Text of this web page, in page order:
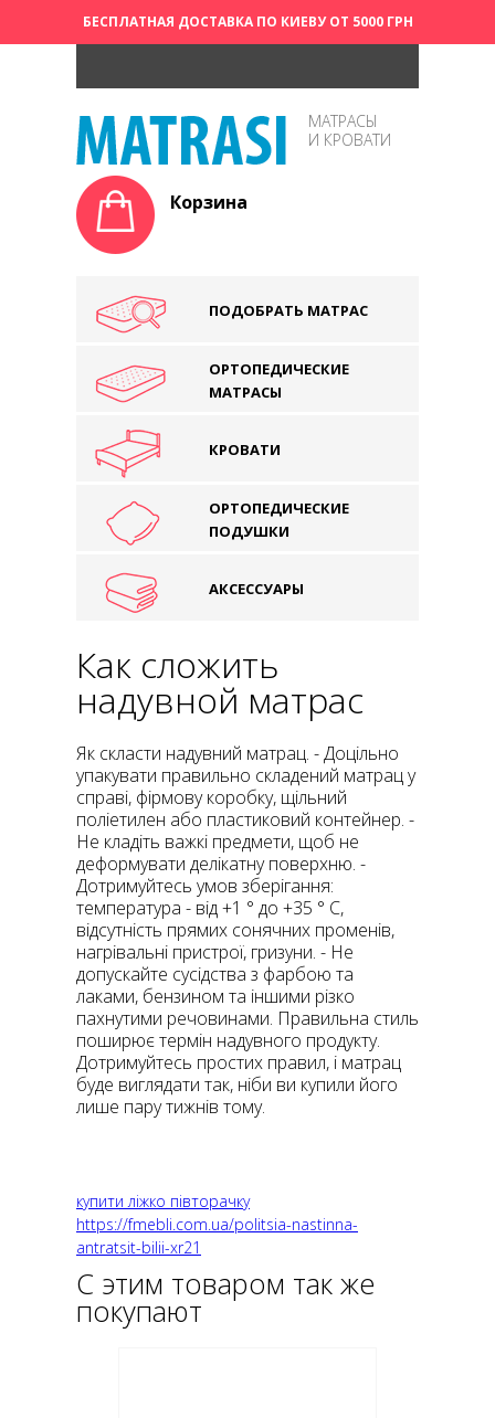
БЕСПЛАТНАЯ ДОСТАВКА ПО КИЕВУ ОТ 5000 ГРН
МАТРАСЫ
И КРОВАТИ
Корзина
ПОДОБРАТЬ МАТРАС
ОРТОПЕДИЧЕСКИЕ
МАТРАСЫ
КРОВАТИ
ОРТОПЕДИЧЕСКИЕ
ПОДУШКИ
АКСЕССУАРЫ
Как сложить
надувной матрас
Як скласти надувний матрац. - Доцільно
упакувати правильно складений матрац у
справі, фірмову коробку, щільний
поліетилен або пластиковий контейнер. -
Не кладіть важкі предмети, щоб не
деформувати делікатну поверхню. -
Дотримуйтесь умов зберігання:
температура - від +1 ° до +35 ° С,
відсутність прямих сонячних променів,
нагрівальні пристрої, гризуни. - Не
допускайте сусідства з фарбою та
лаками, бензином та іншими різко
пахнутими речовинами. Правильна стиль
поширює термін надувного продукту.
Дотримуйтесь простих правил, і матрац
буде виглядати так, ніби ви купили його
лише пару тижнів тому.
купити ліжко півторачку
https://fmebli.com.ua/politsia-nastinna-
antratsit-bilii-xr21
С этим товаром так же
покупают